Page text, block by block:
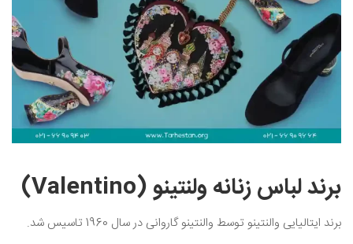
برند لباس زنانه ولنتینو (Valentino)
برند ایتالیایی والنتینو توسط والنتینو گاروانی در سال 1960 تاسیس شد.